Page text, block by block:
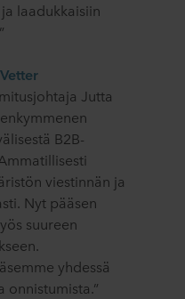
laadukkaisiin
Vetter
Jutta
B2B-
viestinnän ja
Nyt pääsen
suureen
yhdessä
onnistumista.”